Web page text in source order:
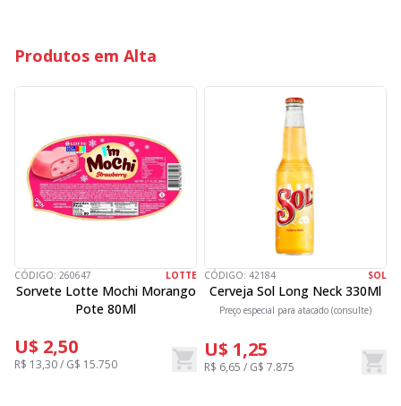
Produtos em Alta
CÓDIGO: 260647 LOTTE
Sorvete Lotte Mochi Morango
Pote 80Ml
U$ 2,50
R$ 13,30 / G$ 15.750
CÓDIGO: 42184 SOL
Cerveja Sol Long Neck 330Ml
Preço especial para atacado (consulte)
U$ 1,25
R$ 6,65 / G$ 7.875